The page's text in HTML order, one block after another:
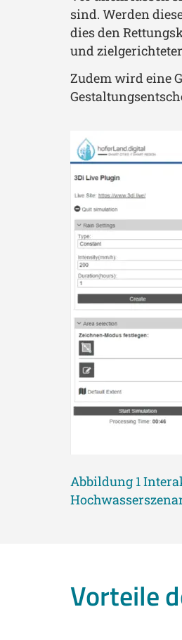
sind. Werden
dies den
und
Zudem wird eine
Abbildung 1
Vorteile